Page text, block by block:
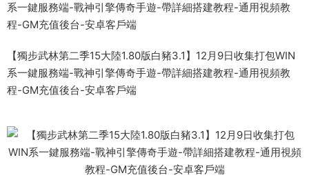
系一鍵服務端-戰神引擎傳奇手遊-帶詳細搭建教程-通用視頻教
程-GM充值後台-安卓客戶端
【獨步武林第二季15大陸1.80版白豬3.1】12月9日收集打包WIN
系一鍵服務端-戰神引擎傳奇手遊-帶詳細搭建教程-通用視頻教
程-GM充值後台-安卓客戶端